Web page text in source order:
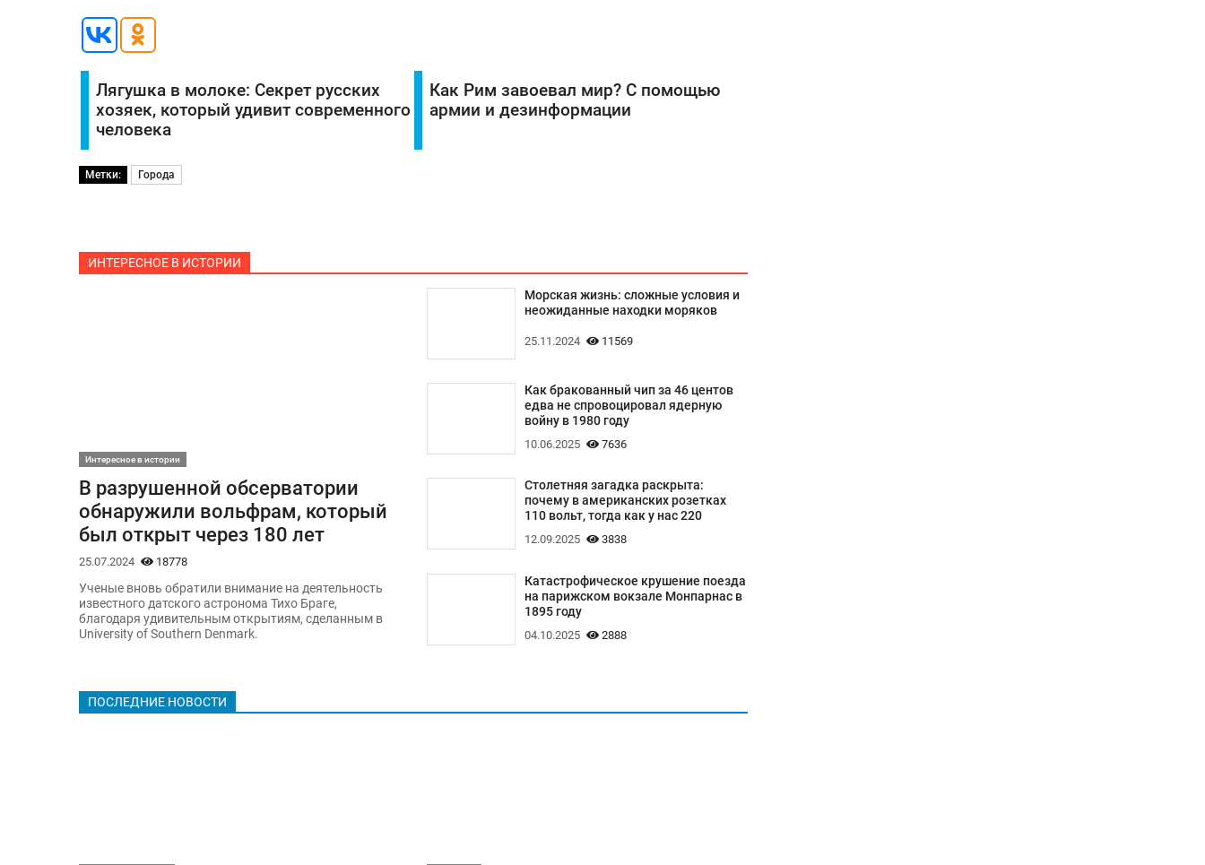
Лягушка в молоке: Секрет русских
хозяек, который удивит современного
человека
Как Рим завоевал мир? С помощью
армии и дезинформации
Метки: Города
ИНТЕРЕСНОЕ В ИСТОРИИ
Интересное в истории
В разрушенной обсерватории
обнаружили вольфрам, который
был открыт через 180 лет
25.07.2024 18778
Ученые вновь обратили внимание на деятельность
известного датского астронома Тихо Браге,
благодаря удивительным открытиям, сделанным в
University of Southern Denmark.
Морская жизнь: сложные условия и
неожиданные находки моряков
25.11.2024 11569
Как бракованный чип за 46 центов
едва не спровоцировал ядерную
войну в 1980 году
10.06.2025 7636
Столетняя загадка раскрыта:
почему в американских розетках
110 вольт, тогда как у нас 220
12.09.2025 3838
Катастрофическое крушение поезда
на парижском вокзале Монпарнас в
1895 году
04.10.2025 2888
ПОСЛЕДНИЕ НОВОСТИ